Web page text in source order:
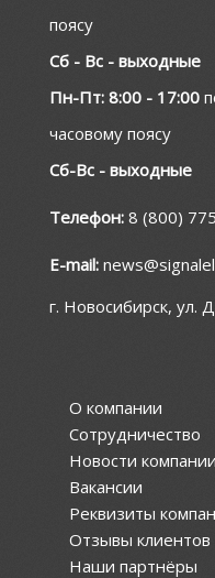
поясу
Сб - Вс - выходные
Пн-Пт: 8:00 - 17:00
часовому поясу
Сб-Вс - выходные
Телефон: 8 (800)
E-mail:
г. Новосибирск, ул.
О компании
Сотрудничество
Новости компании
Вакансии
Реквизиты
Отзывы клиентов
Наши партнёры